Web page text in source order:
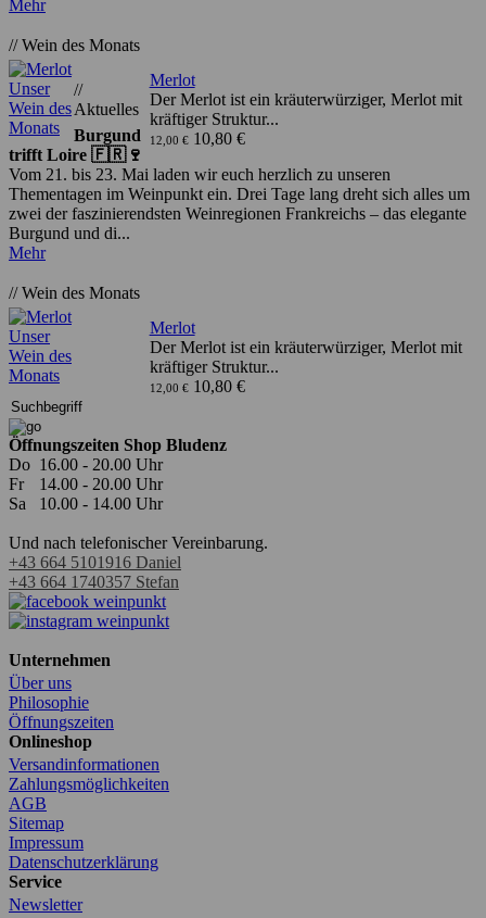
Mehr
// Wein des Monats
Merlot
Der Merlot ist ein kräuterwürziger, Merlot mit
kräftiger Struktur...
12,00 € 10,80 €
//
Aktuelles
Burgund
trifft Loire 🇫🇷🍷
Vom 21. bis 23. Mai laden wir euch herzlich zu unseren
Thementagen im Weinpunkt ein. Drei Tage lang dreht sich alles um
zwei der faszinierendsten Weinregionen Frankreichs – das elegante
Burgund und di...
Mehr
// Wein des Monats
Merlot
Der Merlot ist ein kräuterwürziger, Merlot mit
kräftiger Struktur...
12,00 € 10,80 €
Öffnungszeiten Shop Bludenz
Do
Fr
Sa
16.00 - 20.00 Uhr
14.00 - 20.00 Uhr
10.00 - 14.00 Uhr
Und nach telefonischer Vereinbarung.
‭+43 664 5101916‬ Daniel
+43 664 1740357 Stefan
Unternehmen
Über uns
Philosophie
Öffnungszeiten
Onlineshop
Versandinformationen
Zahlungsmöglichkeiten
AGB
Sitemap
Impressum
Datenschutzerklärung
Service
Newsletter